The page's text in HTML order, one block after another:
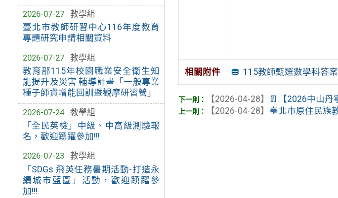
2026-07-27
教學組
臺北市教師研習中心116年度教育
專題研究申請相關資料
2026-07-27
教學組
教育部115年校園職業安全衛生知
能提升及災害 輔導計畫「一般專業
種子師資增能回訓暨觀摩研習營」
2026-07-24
教學組
「全民英檢」中級、中高級測驗報
名，歡迎踴躍參加!!!
2026-07-23
教學組
「SDGs 飛英任務暑期活動-打造永
續城市藍圖」活動，歡迎踴躍參
加!!!
相關附件 115教師甄選數學科答
【2026-04-28】
👖【2026中山丹
【2026-04-28】 臺北市原住民族